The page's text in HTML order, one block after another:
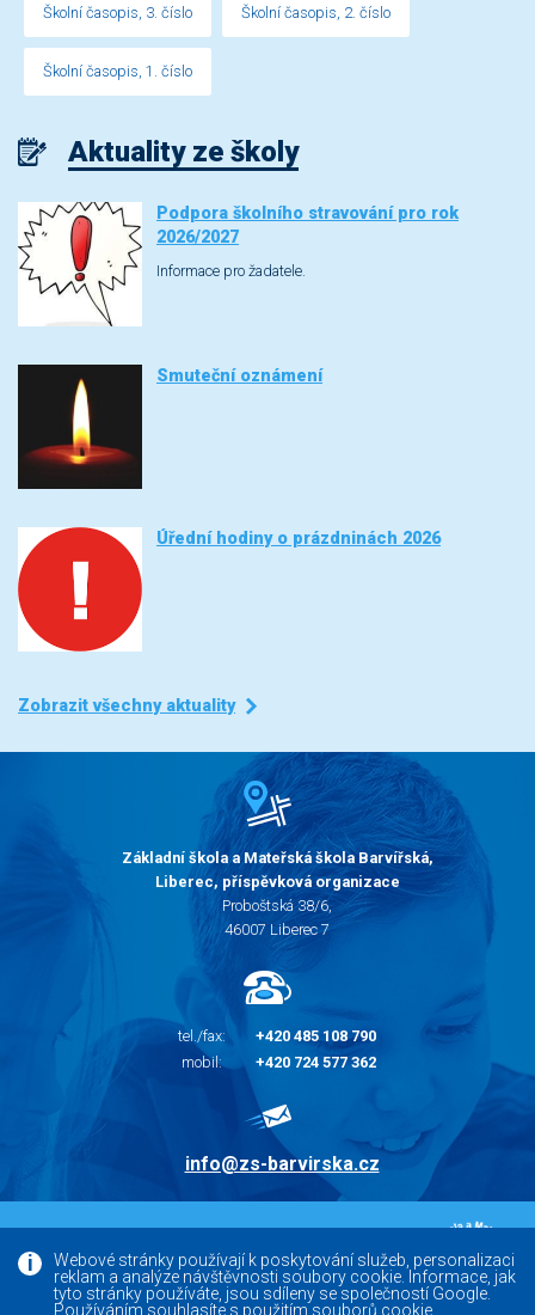
Webové stránky používají k poskytování služeb, personalizaci
reklam a analýze návštěvnosti soubory cookie. Informace, jak
tyto stránky používáte, jsou sdíleny se společností Google.
Používáním souhlasíte s použitím souborů cookie.
Školní časopis, 3. číslo Školní časopis, 2. číslo
Školní časopis, 1. číslo
Aktuality ze školy
Podpora školního stravování pro rok
2026/2027
Informace pro žadatele.
Smuteční oznámení
Úřední hodiny o prázdninách 2026
Zobrazit všechny aktuality
Základní škola a Mateřská škola Barvířská,
Liberec, příspěvková organizace
Proboštská 38/6,
46007 Liberec 7
tel./fax:
+420 485 108 790
mobil:
+420 724 577 362
info@zs-barvirska.cz
Facebook